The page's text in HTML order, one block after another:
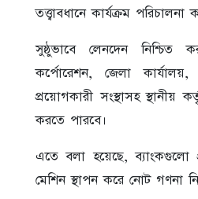
তত্ত্বাবধানে কার্যক্রম পরিচালনা
সুষ্ঠুভাবে লেনদেন নিশ্চিত
কর্পোরেশন, জেলা
প্রয়োগকারী সংস্থাসহ স্থানীয়
করতে পারবে।
এতে বলা হয়েছে, ব্যাংকগুলো
মেশিন স্থাপন করে নোট গণনা